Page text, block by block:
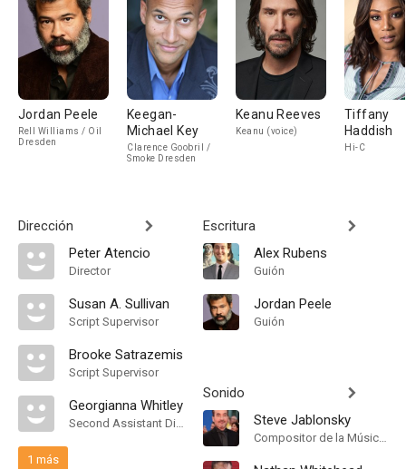
Jordan Peele
Rell Williams / Oil
Dresden
Keegan-
Michael Key
Clarence Goobril /
Smoke Dresden
Keanu Reeves
Keanu (voice)
Tiffany
Haddish
Hi-C
Dirección
Peter Atencio
Director
Susan A. Sullivan
Script Supervisor
Brooke Satrazemis
Script Supervisor
Georgianna Whitley
Second Assistant Director
1 más
Escritura
Alex Rubens
Guión
Jordan Peele
Guión
Sonido
Steve Jablonsky
Compositor de la Música Original